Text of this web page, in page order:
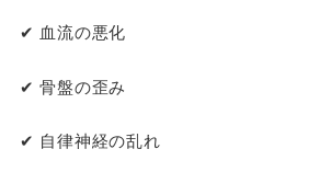
✔ 血流の悪化
✔ 骨盤の歪み
✔ 自律神経の乱れ